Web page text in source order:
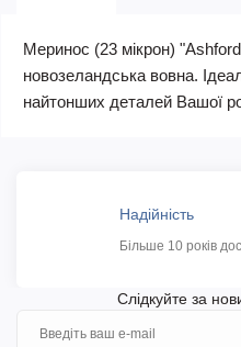
Меринос (23 мікрон)
новозеландська вовна.
найтонших деталей Вашої
Надійність
Більше 10 років
Слідкуйте за